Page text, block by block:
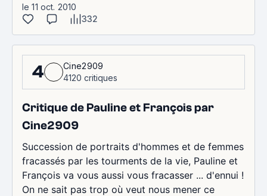
le 11 oct. 2010
332
4
Cine2909
4120 critiques
Critique de Pauline et François par
Cine2909
Succession de portraits d'hommes et de femmes
fracassés par les tourments de la vie, Pauline et
François va vous aussi vous fracasser ... d'ennui !
On ne sait pas trop où veut nous mener ce